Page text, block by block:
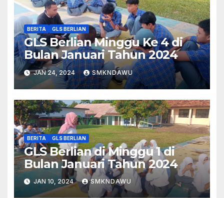
BERITA GLS BERLIAN
GLS Berlian Minggu Ke 4 di
Bulan Januari Tahun 2024
JAN 24, 2024 SMKNDAWU
BERITA GLS BERLIAN
GLS Berlian di Minggu 1 di
Bulan Januari Tahun 2024
JAN 10, 2024 SMKNDAWU